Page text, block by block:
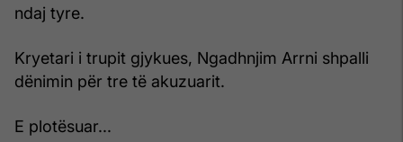
ndaj tyre.
Kryetari i trupit gjykues, Ngadhnjim Arrni shpalli
dënimin për tre të akuzuarit.
E plotësuar...